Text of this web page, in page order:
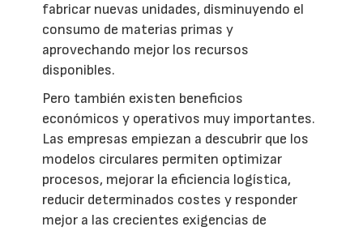
fabricar nuevas unidades, disminuyendo el
consumo de materias primas y
aprovechando mejor los recursos
disponibles.
Pero también existen beneficios
económicos y operativos muy importantes.
Las empresas empiezan a descubrir que los
modelos circulares permiten optimizar
procesos, mejorar la eficiencia logística,
reducir determinados costes y responder
mejor a las crecientes exigencias de